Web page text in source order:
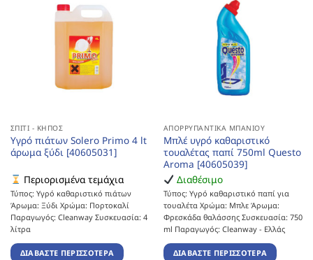
ΣΠΊΤΙ - ΚΉΠΟΣ
Υγρό πιάτων Solero Primo 4 lt
άρωμα ξύδι [40605031]
Περιορισμένα τεμάχια
Τύπος: Υγρό καθαριστικό πιάτων
Άρωμα: Ξύδι Χρώμα: Πορτοκαλί
Παραγωγός: Cleanway Συσκευασία: 4
λίτρα
ΔΙΑΒΆΣΤΕ ΠΕΡΙΣΣΌΤΕΡΑ
ΑΠΟΡΡΥΠΑΝΤΙΚΆ ΜΠΆΝΙΟΥ
Μπλέ υγρό καθαριστικό
τουαλέτας παπί 750ml Questo
Aroma [40605039]
Διαθέσιμο
Τύπος: Υγρό καθαριστικό παπί για
τουαλέτα Χρώμα: Μπλε Άρωμα:
Φρεσκάδα θαλάσσης Συσκευασία: 750
ml Παραγωγός: Cleanway - Ελλάς
ΔΙΑΒΆΣΤΕ ΠΕΡΙΣΣΌΤΕΡΑ